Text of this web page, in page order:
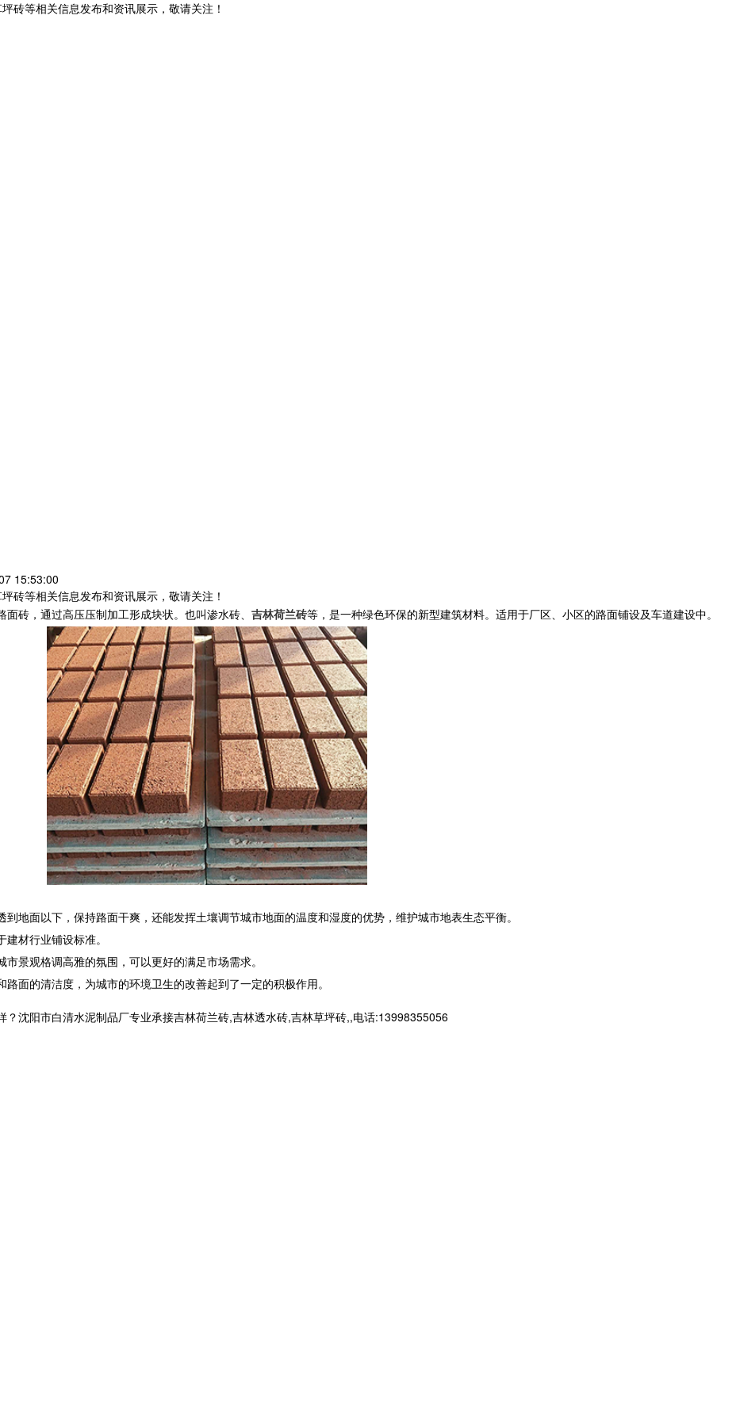
砖等相关信息发布和资讯展示，敬请关注！
15:53:00
砖等相关信息发布和资讯展示，敬请关注！
砖，通过高压压制加工形成块状。也叫渗水砖、 吉林荷兰砖等，是一种绿色环保的新型建筑材料。适用于厂区、小区的路面铺设及车道建设中。
地面以下，保持路面干爽，还能发挥土壤调节城市地面的温度和湿度的优势，维护城市地表生态平衡。
材行业铺设标准。
景观格调高雅的氛围，可以更好的满足市场需求。
面的清洁度，为城市的环境卫生的改善起到了一定的积极作用。
沈阳市白清水泥制品厂专业承接吉林荷兰砖,吉林透水砖,吉林草坪砖,,电话:13998355056